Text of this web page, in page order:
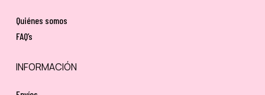
Quiénes somos
FAQ’s
INFORMACIÓN